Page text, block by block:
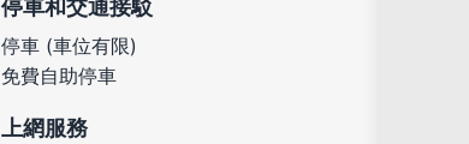
停車和交通接駁
停車 (車位有限)
免費自助停車
上網服務